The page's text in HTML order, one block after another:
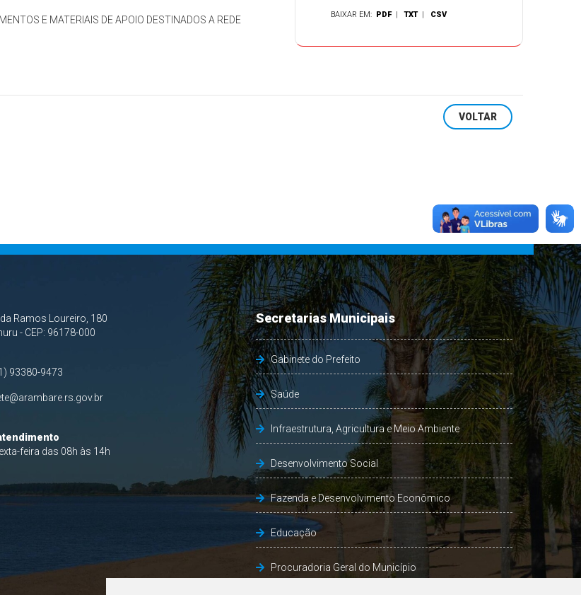
E MATERIAIS DE APOIO DESTINADOS A REDE
BAIXAR EM: PDF |TXT | CSV
VOLTAR
Ramos Loureiro, 180
- CEP: 96178-000
93380-9473
feira das 08h às 14h
Secretarias Municipais
Gabinete do Prefeito
Saúde
Infraestrutura, Agricultura e Meio Ambiente
Desenvolvimento Social
Fazenda e Desenvolvimento Econômico
Educação
Procuradoria Geral do Município